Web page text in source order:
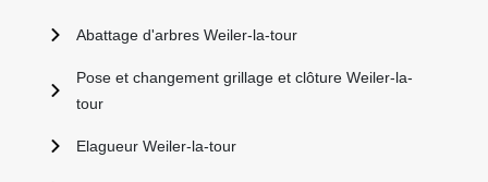
Abattage d'arbres Weiler-la-tour
Pose et changement grillage et clôture Weiler-la-
tour
Elagueur Weiler-la-tour